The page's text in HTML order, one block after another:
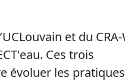
et du CRA-
Ces trois
évoluer les pratiques